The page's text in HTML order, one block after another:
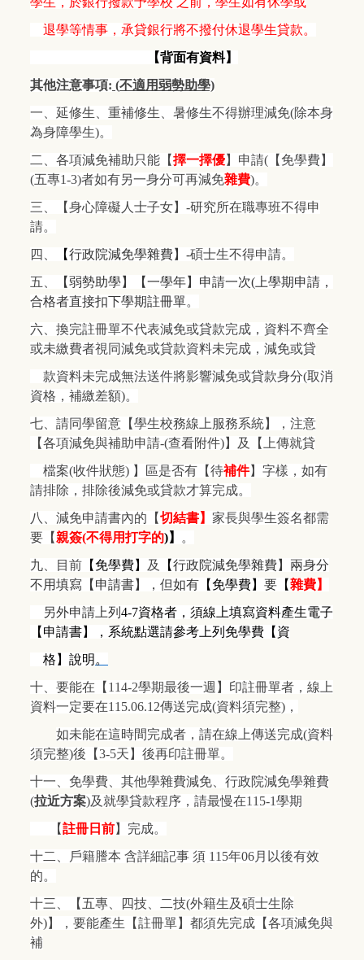
退學等情事，承貸銀行將不撥付休退學生貸款。
【背面有資料】
其他注意事項: (不適用弱勢助學)
一、延修生、重補修生、暑修生不得辦理減免(除本身
為身障學生)。
二、各項減免補助只能 【擇一擇優】 申請(【免學費】
(五專1-3)者如有另一身分可再減免雜費)。
三、【身心障礙人士子女】-研究所在職專班不得申
請。
四、
【行政院減免學雜費】-碩士生不得申請。
五、
【弱勢助學】【一學年】申請一次(上學期申請，
合格者直接扣下學期註冊單。
六、換完註冊單不代表減免或貸款完成，資料不齊全
或未繳費者視同減免或貸款資料未完成，減免或貸
款資料未完成無法送件將影響減免或貸款身分(取消
資格，補繳差額)。
七、請同學留意【學生校務線上服務系統】，注意
【各項減免與補助申請-(查看附件)】及【上傳就貸
檔案(收件狀態) 】區是否有【待補件】字樣，如有
請排除，排除後減免或貸款才算完成。
八、減免申請書內的【切結書】 家長與學生簽名都需
要【親簽(不得用打字的)】 。
九、
目前 【免學費】 及 【行政院減免學雜費】兩身分
不用填寫【申請書】，但如有 【免學費】 要 【雜費】
另外申請上列 4-7資格者，須線上填寫資料產生電子
【申請書】，系統點選請參考上列免學費【資
格】說明。
十、要能在【114-2學期最後一週】印註冊單者，線上
資料一定要在115.06.12傳送完成(資料須完整)，
如未能在這時間完成者，請在線上傳送完成(資料
須完整)後【3-5天】後再印註冊單。
十一、免學費、其他學雜費減免、行政院減免學雜費
(拉近方案)及就學貸款程序，請最慢在115-1學期
【註冊日前】完成。
十二、戶籍謄本 含詳細記事 須 115年06月以後有效
的。
十三、【五專、四技、二技(外籍生及碩士生除
外)】，要能產生【註冊單】都須先完成【各項減免與
補